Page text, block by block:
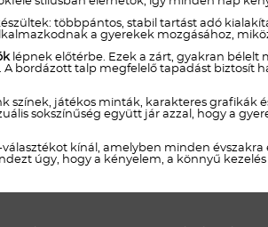
többpántos, stabil tartást adó
a gyerekek mozgásához,
lépnek előtérbe. Ezek a zárt, gyakran bélelt
bordázott talp megfelelő tapadást biztosít
színek, játékos minták, karakteres
sokszínűség együtt jár azzal, hogy a
kínál, amelyben minden
úgy, hogy a kényelem, a könnyű